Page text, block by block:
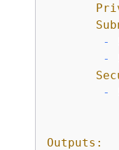
-
-
-
Outputs: